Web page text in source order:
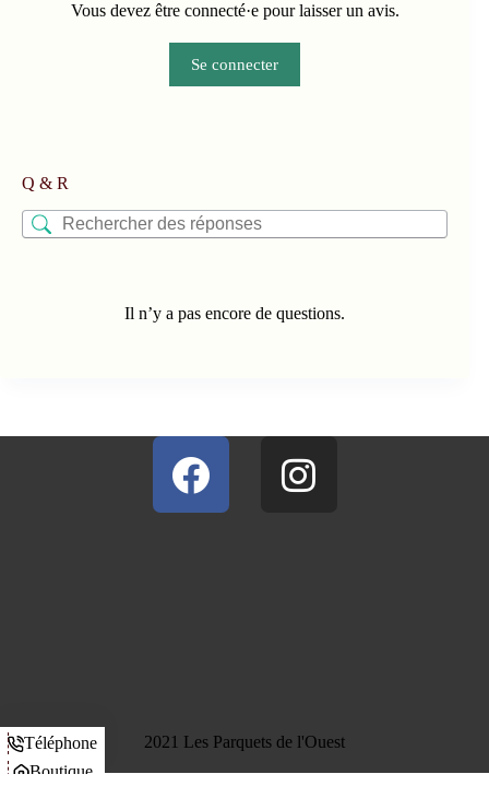
Vous devez être connecté·e pour laisser un avis.
Se connecter
Q & R
Il n’y a pas encore de questions.
2021 Les Parquets de l'Ouest
Téléphone
Boutique